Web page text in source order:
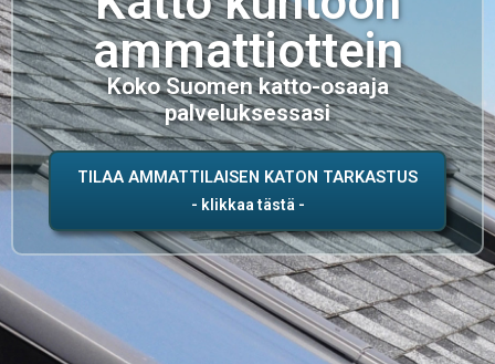
ammattiottein
Koko Suomen katto-osaaja
palveluksessasi
TILAA AMMATTILAISEN KATON TARKASTUS